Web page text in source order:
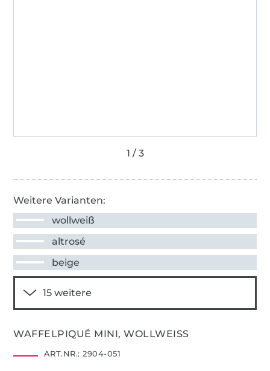
Weitere Varianten:
wollweiß
altrosé
beige
WAFFELPIQUÉ MINI, WOLLWEISS
ART.NR.: 2904-051